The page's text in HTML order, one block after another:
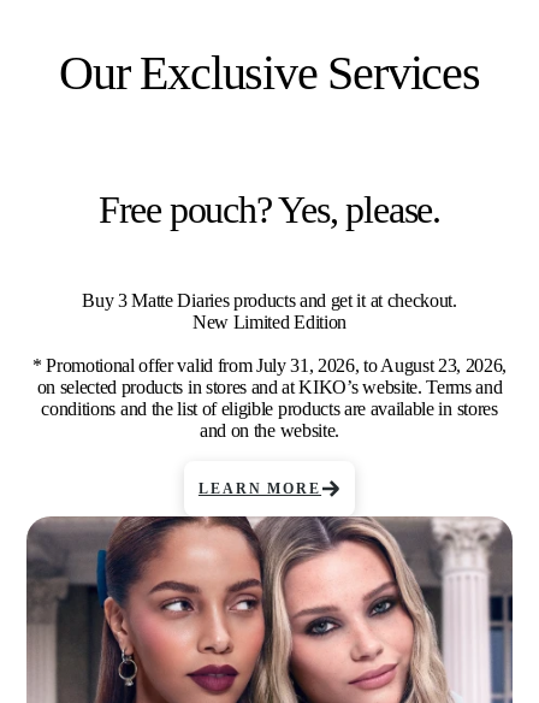
Our Exclusive Services
Free pouch? Yes, please.
Buy 3 Matte Diaries products and get it at checkout.
New Limited Edition
* Promotional offer valid from July 31, 2026, to August 23, 2026,
on selected products in stores and at KIKO’s website. Terms and
conditions and the list of eligible products are available in stores
and on the website.
LEARN MORE